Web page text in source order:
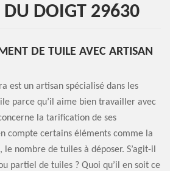
DU DOIGT 29630
DE TUILE AVEC ARTISAN
est un artisan spécialisé dans les
parce qu’il aime bien travailler avec
la tarification de ses
compte certains éléments comme la
nombre de tuiles à déposer. S’agit-il
partiel de tuiles ? Quoi qu’il en soit ce